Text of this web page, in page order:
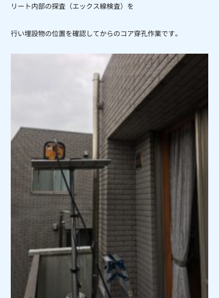
リート内部の探査（エックス線検査）を
行い埋設物の位置を確認してからのコア穿孔作業です。